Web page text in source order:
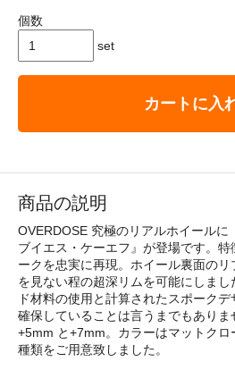
個数
set
カートに入
商品の説明
OVERDOSE 究極のリアルホイールに
ブイエス・ケーエフ』が登場です。
ークを忠実に再現。ホイール裏面の
を見ない程の超深リムを可能にしま
ド材料の使用と計算されたスポーク
確保していることは言うまでもありま
+5mm と+7mm。カラーはマットク
種類をご用意致しました。